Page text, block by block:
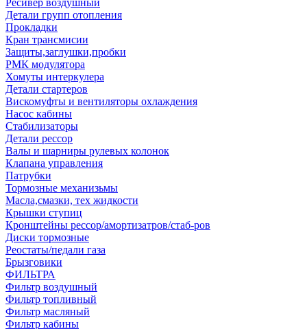
Ресивер воздушный
Детали групп отопления
Прокладки
Кран трансмисии
Защиты,заглушки,пробки
РМК модулятора
Хомуты интеркулера
Детали стартеров
Вискомуфты и вентиляторы охлаждения
Насос кабины
Стабилизаторы
Детали рессор
Валы и шарниры рулевых колонок
Клапана управления
Патрубки
Тормозные механизьмы
Масла,смазки, тех жидкости
Крышки ступиц
Кронштейны рессор/амортизатров/стаб-ров
Диски тормозные
Реостаты/педали газа
Брызговики
ФИЛЬТРА
Фильтр воздушный
Фильтр топливный
Фильтр масляный
Фильтр кабины